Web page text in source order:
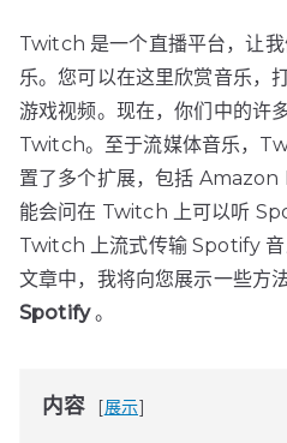
Twitch 是一个直播平台，让
乐。您可以在这里欣赏音乐，
游戏视频。现在，你们中的许
Twitch。至于流媒体音乐，
置了多个扩展，包括
能会问在 Twitch 上可以听
Twitch 上流式传输 Spotify 音
文章中，我将向您展示一些方
Spotify。
内容 展示